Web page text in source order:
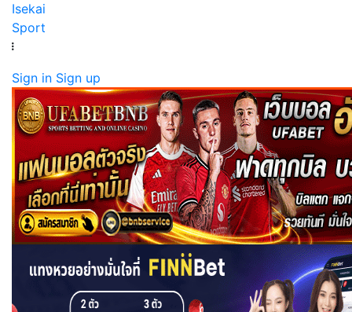
Isekai
Sport
Sign in Sign up